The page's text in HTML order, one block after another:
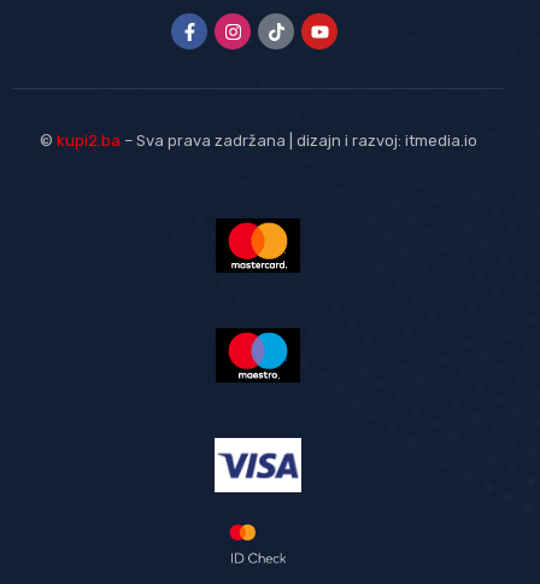
© kupi2.ba – Sva prava zadržana | dizajn i razvoj: itmedia.io